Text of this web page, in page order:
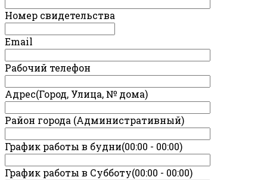
Номер свидетельства
Email
Рабочий телефон
Адрес(Город, Улица, № дома)
Район города (Административный)
График работы в будни(00:00 - 00:00)
График работы в Субботу(00:00 - 00:00)